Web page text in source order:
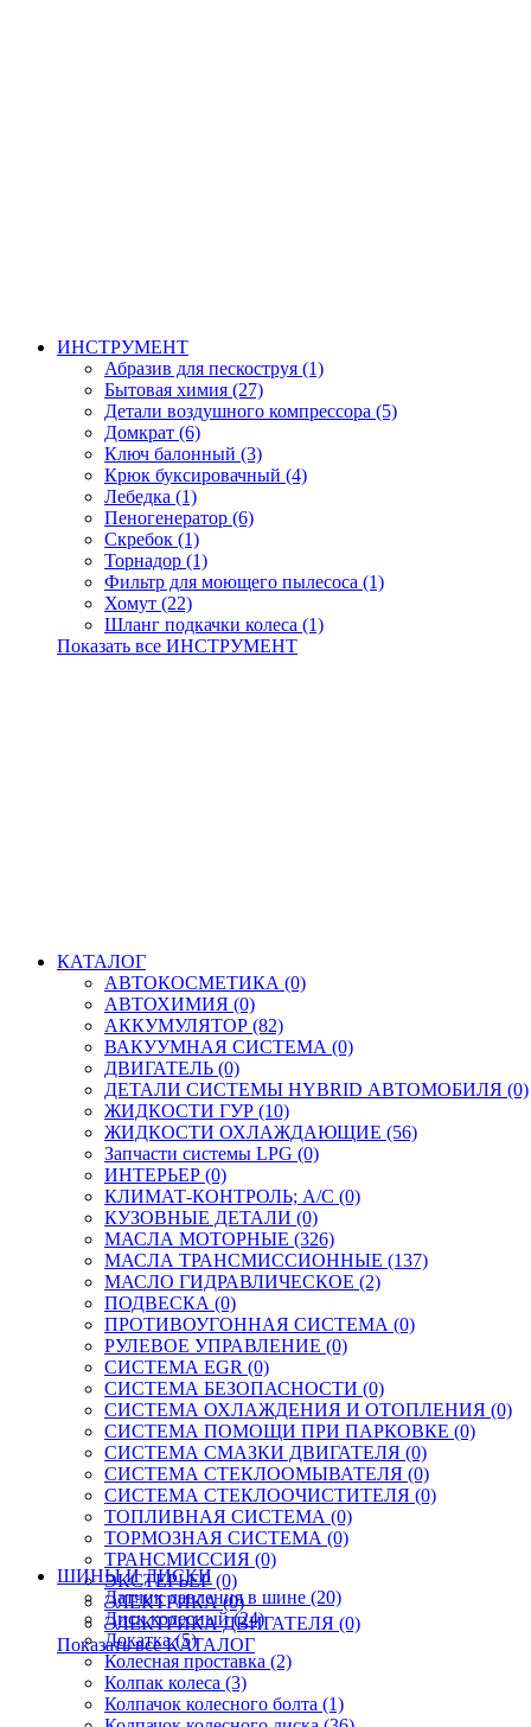
ИНСТРУМЕНТ
Абразив для пескоструя (1)
Бытовая химия (27)
Детали воздушного компрессора (5)
Домкрат (6)
Ключ балонный (3)
Крюк буксировачный (4)
Лебедка (1)
Пеногенератор (6)
Скребок (1)
Торнадор (1)
Фильтр для моющего пылесоса (1)
Хомут (22)
Шланг подкачки колеса (1)
Показать все ИНСТРУМЕНТ
КАТАЛОГ
АВТОКОСМЕТИКА (0)
АВТОХИМИЯ (0)
АККУМУЛЯТОР (82)
ВАКУУМНАЯ СИСТЕМА (0)
ДВИГАТЕЛЬ (0)
ДЕТАЛИ СИСТЕМЫ HYBRID АВТОМОБИЛЯ (0)
ЖИДКОСТИ ГУР (10)
ЖИДКОСТИ ОХЛАЖДАЮЩИЕ (56)
Запчасти системы LPG (0)
ИНТЕРЬЕР (0)
КЛИМАТ-КОНТРОЛЬ; A/C (0)
КУЗОВНЫЕ ДЕТАЛИ (0)
МАСЛА МОТОРНЫЕ (326)
МАСЛА ТРАНСМИССИОННЫЕ (137)
МАСЛО ГИДРАВЛИЧЕСКОЕ (2)
ПОДВЕСКА (0)
ПРОТИВОУГОННАЯ СИСТЕМА (0)
РУЛЕВОЕ УПРАВЛЕНИЕ (0)
СИСТЕМА EGR (0)
СИСТЕМА БЕЗОПАСНОСТИ (0)
СИСТЕМА ОХЛАЖДЕНИЯ И ОТОПЛЕНИЯ (0)
СИСТЕМА ПОМОЩИ ПРИ ПАРКОВКЕ (0)
СИСТЕМА СМАЗКИ ДВИГАТЕЛЯ (0)
СИСТЕМА СТЕКЛООМЫВАТЕЛЯ (0)
СИСТЕМА СТЕКЛООЧИСТИТЕЛЯ (0)
ТОПЛИВНАЯ СИСТЕМА (0)
ТОРМОЗНАЯ СИСТЕМА (0)
ТРАНСМИССИЯ (0)
ЭКСТЕРЬЕР (0)
ЭЛЕКТРИКА (0)
ЭЛЕКТРИКА ДВИГАТЕЛЯ (0)
Показать все КАТАЛОГ
ШИНЫ И ДИСКИ
Датчик давления в шине (20)
Диск колесный (24)
Докатка (5)
Колесная проставка (2)
Колпак колеса (3)
Колпачок колесного болта (1)